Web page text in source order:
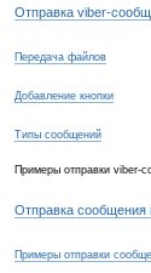
Отправка viber-
Передача файлов
Добавление кнопки
Типы сообщений
Примеры отправки viber-
Отправка сообщения
Примеры отправки